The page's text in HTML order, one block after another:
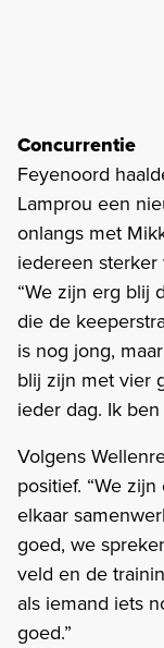
Concurrentie
Feyenoord
Lamprou een
onlangs met
iedereen
“We zijn erg blij
die de
is nog jong,
blij zijn met vier
ieder dag. Ik
Volgens
positief. “We
elkaar
goed, we
veld en de
als iemand iets
goed.”